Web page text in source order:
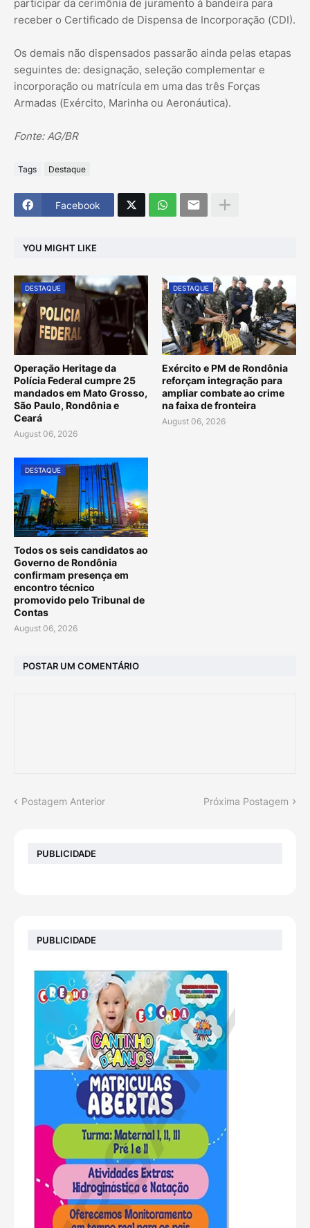
participar da cerimônia de juramento à bandeira para
receber o Certificado de Dispensa de Incorporação (CDI).
Os demais não dispensados passarão ainda pelas etapas
seguintes de: designação, seleção complementar e
incorporação ou matrícula em uma das três Forças
Armadas (Exército, Marinha ou Aeronáutica).
Fonte: AG/BR
Tags Destaque
Facebook
YOU MIGHT LIKE
DESTAQUE
Operação Heritage da
Polícia Federal cumpre 25
mandados em Mato Grosso,
São Paulo, Rondônia e
Ceará
August 06, 2026
DESTAQUE
Exército e PM de Rondônia
reforçam integração para
ampliar combate ao crime
na faixa de fronteira
August 06, 2026
DESTAQUE
Todos os seis candidatos ao
Governo de Rondônia
confirmam presença em
encontro técnico
promovido pelo Tribunal de
Contas
August 06, 2026
POSTAR UM COMENTÁRIO
Postagem Anterior Próxima Postagem
PUBLICIDADE
PUBLICIDADE